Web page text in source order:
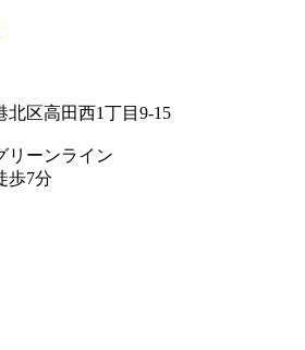
北区高田西1丁目9-15
リーンライン
歩7分